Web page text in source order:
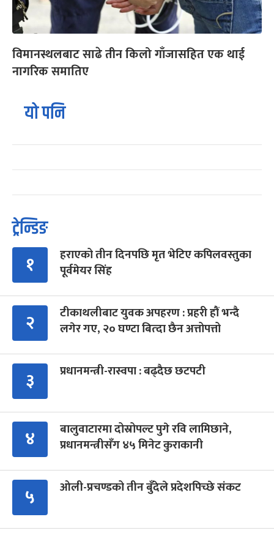
विमानस्थलबाट साढे तीन किलो गाँजासहित एक थाई
नागरिक समातिए
यो पनि
ट्रेन्डिङ
१
हराएको तीन दिनपछि मृत भेटिए कपिलवस्तुका
पूर्वमेयर सिंह
२
टीकाथलीबाट युवक अपहरण : प्रहरी हौं भन्दै
लगेर गए, २० घण्टा बित्दा छैन अत्तोपत्तो
३ प्रधानमन्त्री-रास्वपा : बढ्दैछ छटपटी
४
बालुवाटारमा दोस्रोपल्ट पुगे रवि लामिछाने,
प्रधानमन्त्रीसँग ४५ मिनेट कुराकानी
५ ओली-प्रचण्डको तीन बुँदेले प्रदेशपिच्छे संकट